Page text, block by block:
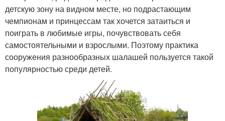
детскую зону на видном месте, но подрастающим
чемпионам и принцессам так хочется затаиться и
поиграть в любимые игры, почувствовать себя
самостоятельными и взрослыми. Поэтому практика
сооружения разнообразных шалашей пользуется такой
популярностью среди детей.